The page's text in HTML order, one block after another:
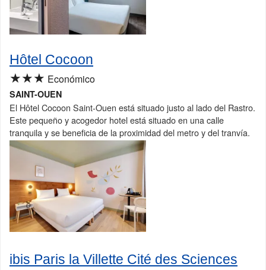
Hôtel Cocoon
★★★ Económico
SAINT-OUEN
El Hôtel Cocoon Saint-Ouen está situado justo al lado del Rastro.
Este pequeño y acogedor hotel está situado en una calle
tranquila y se beneficia de la proximidad del metro y del tranvía.
ibis Paris la Villette Cité des Sciences